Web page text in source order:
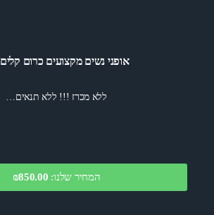
אופני נשים מקצועים כרום קלים2…
ללא מכרז !!! ללא תנאים…
המחיר שלנו: ₪850.00